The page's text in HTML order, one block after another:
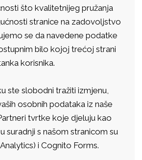
što kvalitetnijeg pružanja
stranice na zadovoljstvo
se da navedene podatke
bilo kojoj trećoj strani
korisnika.
ste slobodni tražiti izmjenu,
osobnih podataka iz naše
tvrtke koje djeluju kao
suradnji s našom stranicom su
i Cognito Forms.